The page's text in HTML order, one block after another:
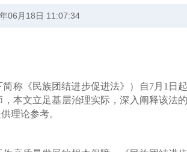
06月18日 11:07:34
称《民族团结进步促进法》）自7月1日
本文立足基层治理实际，深入阐释该法
理论参考。